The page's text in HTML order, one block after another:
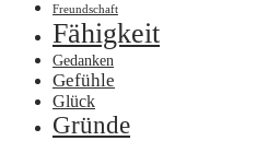
Freundschaft
Fähigkeit
Gedanken
Gefühle
Glück
Gründe